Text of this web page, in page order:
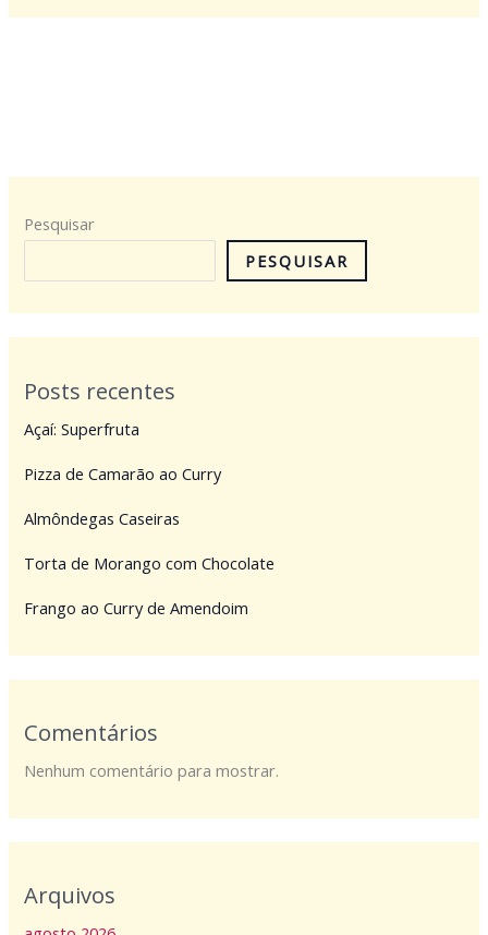
Pesquisar
PESQUISAR
Posts recentes
Açaí: Superfruta
Pizza de Camarão ao Curry
Almôndegas Caseiras
Torta de Morango com Chocolate
Frango ao Curry de Amendoim
Comentários
Nenhum comentário para mostrar.
Arquivos